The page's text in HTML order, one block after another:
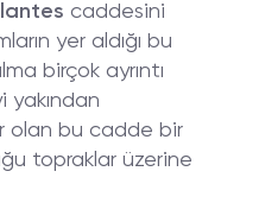
caddesini
yer aldığı bu
birçok ayrıntı
yakından
olan bu cadde bir
topraklar üzerine